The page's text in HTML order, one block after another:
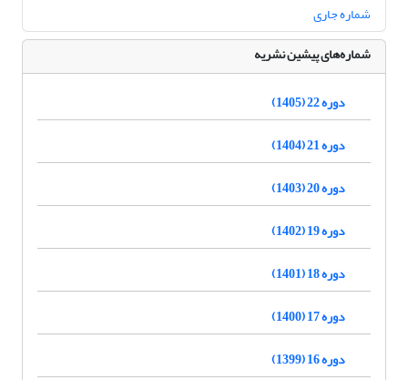
شماره جاری
شماره‌های پیشین نشریه
دوره 22 (1405)
دوره 21 (1404)
دوره 20 (1403)
دوره 19 (1402)
دوره 18 (1401)
دوره 17 (1400)
دوره 16 (1399)